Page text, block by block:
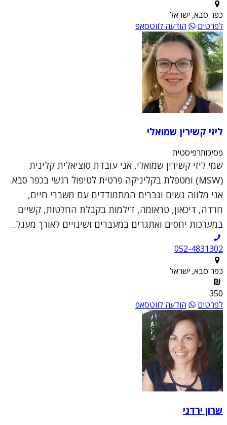
כפר סבא, ישראל
לפרטים
הודעה לווטסאפ
ליזי קשירין שמואלי
פסיכותרפיסטית
שמי ליזי קשירין שמואלי, אני עובדת סוציאלית קלינית
(MSW) ומטפלת בקליניקה פרטית לטיפול רגשי בכפר סבא.
אני מלווה נשים וגברים המתמודדים עם משברי חיים,
חרדה, דיכאון, טראומה, דילמות בקבלת החלטות, קשיים
במערכות יחסים ואתגרים במעברים ושינויים לאורך מעגל...
052-4831302
כפר סבא, ישראל
350
לפרטים
הודעה לווטסאפ
שרון ירדני